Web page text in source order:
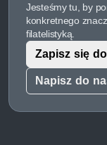
Jesteśmy tu, by
konkretnego
filatelistyką.
Napisz do
Zapisz się